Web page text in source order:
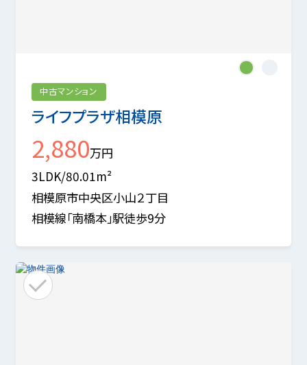
ライフプラザ相模原
中古マンション
2,880万円
3LDK/80.01m²
相模原市中央区小山２丁目
相模線「南橋本」駅徒歩9分